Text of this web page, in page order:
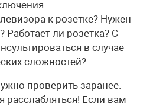
к розетке? Нужен
Работает ли розетка? С
в случае
сложностей?
проверить заранее.
расслабляться! Если вам